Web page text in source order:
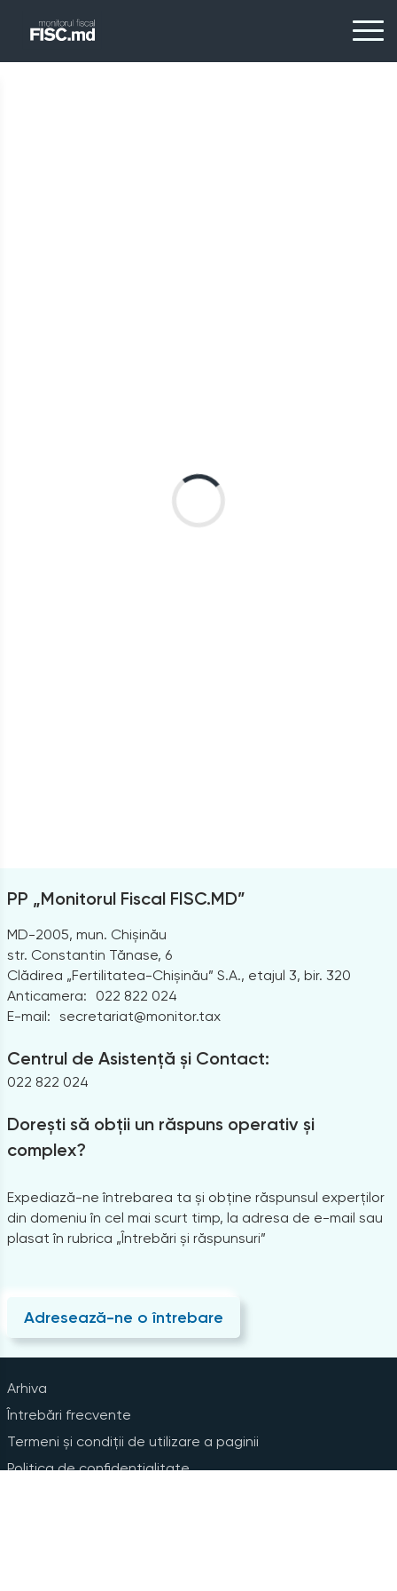
PP „Monitorul Fiscal FISC.MD”
MD-2005, mun. Chișinău
str. Constantin Tănase, 6
Clădirea „Fertilitatea-Chișinău” S.A., etajul 3, bir. 320
Anticamera:
022 822 024
E-mail: secretariat@monitor.tax
Centrul de Asistență și Contact:
022 822 024
Dorești să obții un răspuns operativ și
complex?
Expediază-ne întrebarea ta și obține răspunsul experților
din domeniu în cel mai scurt timp, la adresa de e-mail sau
plasat în rubrica „Întrebări și răspunsuri”
Adresează-ne o întrebare
Arhiva
Întrebări frecvente
Termeni și condiții de utilizare a paginii
Politica de confidențialitate